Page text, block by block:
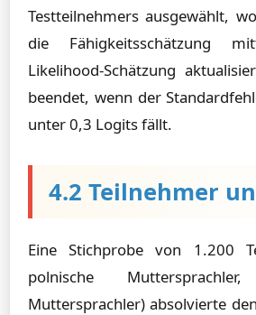
Testteilnehmers ausgewählt,
die Fähigkeitsschätzung
Likelihood-Schätzung
beendet, wenn der
unter 0,3 Logits fällt.
4.2 Teilnehmer
Eine Stichprobe von 1.200
polnische
Muttersprachler) absolvierte